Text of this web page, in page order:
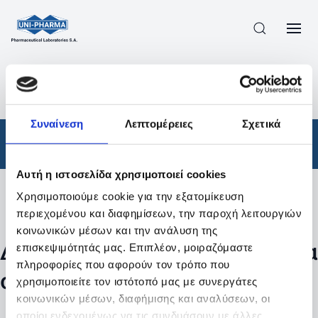
Συναίνεση Λεπτομέρειες Σχετικά
Αυτή η ιστοσελίδα χρησιμοποιεί cookies
Χρησιμοποιούμε cookie για την εξατομίκευση
περιεχομένου και διαφημίσεων, την παροχή λειτουργιών
κοινωνικών μέσων και την ανάλυση της
επισκεψιμότητάς μας. Επιπλέον, μοιραζόμαστε
πληροφορίες που αφορούν τον τρόπο που
χρησιμοποιείτε τον ιστότοπό μας με συνεργάτες
κοινωνικών μέσων, διαφήμισης και αναλύσεων, οι
οποίοι ενδεχομένως να τις συνδυάσουν με άλλες
ΠΡΟΪΟΝΤΑ
ΑΠΟΤΕΛΕΣΜΑΤΑ ΑΝΑΖΗΤΗΣΗΣ
Φάρμακα
Φίλτρα
Δεν βρέθηκαν προϊόντα με τα
συγκεκριμένα φίλτρα